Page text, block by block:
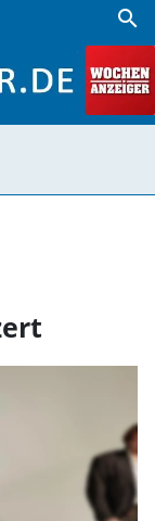
search